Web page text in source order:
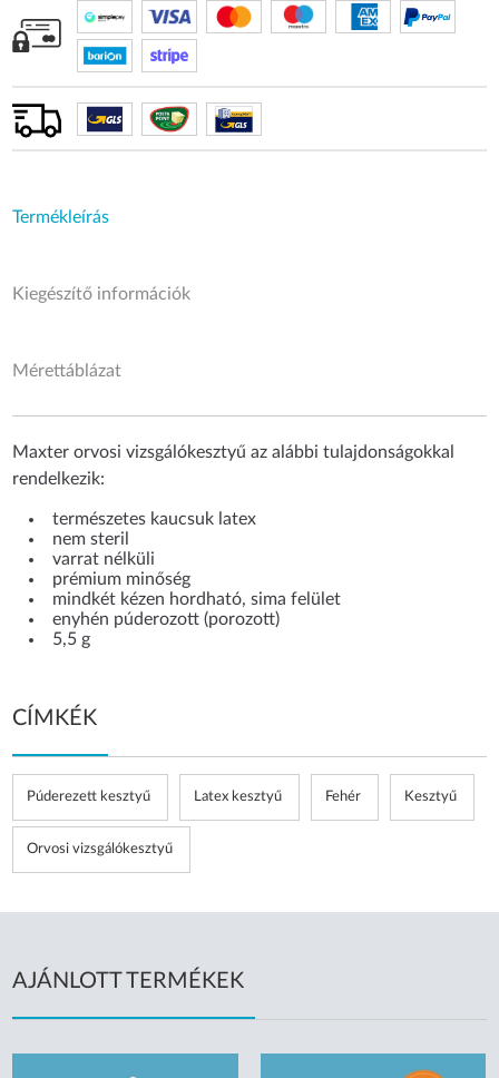
Termékleírás
Kiegészítő információk
Mérettáblázat
Maxter orvosi vizsgálókesztyű az alábbi tulajdonságokkal
rendelkezik:
természetes kaucsuk latex
nem steril
varrat nélküli
prémium minőség
mindkét kézen hordható, sima felület
enyhén púderozott (porozott)
5,5 g
CÍMKÉK
Púderezett kesztyű Latex kesztyű Fehér Kesztyű
Orvosi vizsgálókesztyű
AJÁNLOTT TERMÉKEK